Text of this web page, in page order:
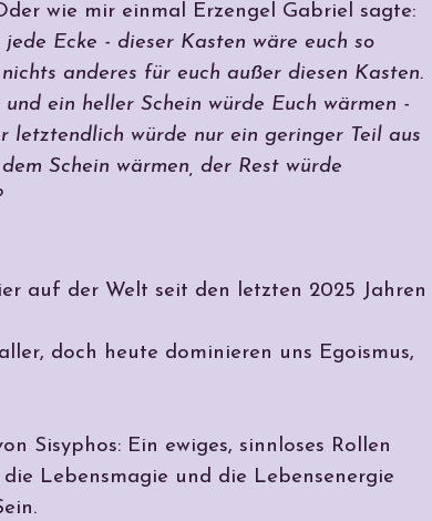
wie mir einmal Erzengel Gabriel sagte:
Ecke - dieser Kasten wäre euch so
anderes für euch außer diesen Kasten.
ein heller Schein würde Euch wärmen -
letztendlich würde nur ein geringer Teil aus
Schein wärmen, der Rest würde
auf der Welt seit den letzten 2025 Jahren
doch heute dominieren uns Egoismus,
Sisyphos: Ein ewiges, sinnloses Rollen
Lebensmagie und die Lebensenergie